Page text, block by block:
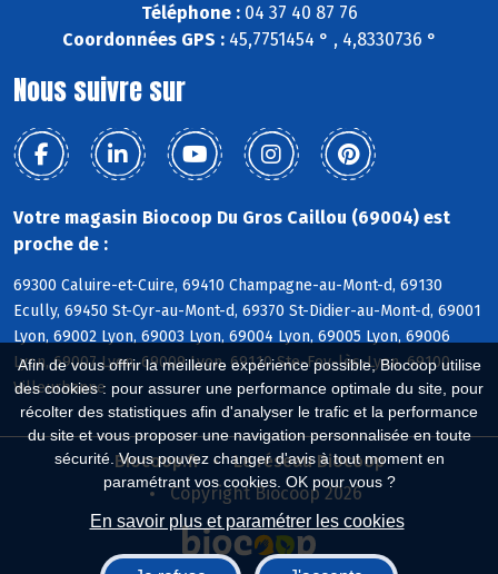
Afin de vous offrir la meilleure expérience possible, Biocoop utilise
des cookies : pour assurer une performance optimale du site, pour
récolter des statistiques afin d'analyser le trafic et la performance
du site et vous proposer une navigation personnalisée en toute
sécurité. Vous pouvez changer d'avis à tout moment en
paramétrant vos cookies. OK pour vous ?
En savoir plus et paramétrer les cookies
Téléphone :04 37 40 87 76
Coordonnées GPS :45,7751454 ° , 4,8330736 °
Nous suivre sur
Votre magasin Biocoop Du Gros Caillou (69004) est
proche de :
69300 Caluire-et-Cuire, 69410 Champagne-au-Mont-d, 69130
Ecully, 69450 St-Cyr-au-Mont-d, 69370 St-Didier-au-Mont-d, 69001
Lyon, 69002 Lyon, 69003 Lyon, 69004 Lyon, 69005 Lyon, 69006
Lyon, 69007 Lyon, 69009 Lyon, 69110 Ste-Foy-lès-Lyon, 69100
Villeurbanne
Biocoop.fr
Le réseau Biocoop
Copyright Biocoop 2026